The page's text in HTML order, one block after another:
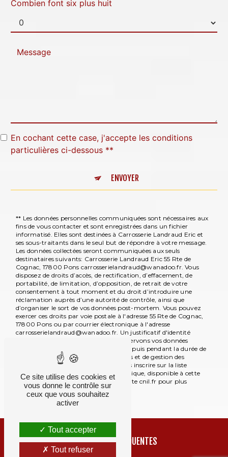
Combien font six plus huit
En cochant cette case, j'accepte les conditions
particulières ci-dessous **
ENVOYER
** Les données personnelles communiquées sont nécessaires aux
fins de vous contacter et sont enregistrées dans un fichier
informatisé. Elles sont destinées à Carrosserie Landraud Eric et
ses sous-traitants dans le seul but de répondre à votre message.
Les données collectées seront communiquées aux seuls
destinataires suivants: Carrosserie Landraud Eric 55 Rte de
Cognac, 17800 Pons carrosserielandraud@wanadoo.fr. Vous
disposez de droits d’accès, de rectification, d’effacement, de
portabilité, de limitation, d’opposition, de retrait de votre
consentement à tout moment et du droit d’introduire une
réclamation auprès d’une autorité de contrôle, ainsi que
d’organiser le sort de vos données post-mortem. Vous pouvez
exercer ces droits par voie postale à l'adresse 55 Rte de Cognac,
17800 Pons ou par courrier électronique à l'adresse
carrosserielandraud@wanadoo.fr. Un justificatif d'identité
pourra vous être demandé. Nous conservons vos données
pendant la période de prise de contact puis pendant la durée de
prescription légale aux fins probatoires et de gestion des
contentieux. Vous avez le droit de vous inscrire sur la liste
d'opposition au démarchage téléphonique, disponible à cette
adresse:Bloctel.gouv.fr. Consultez le site cnil.fr pour plus
d’informations sur vos droits.
RECHERCHES FRÉQUENTES
Ce site utilise des cookies et
vous donne le contrôle sur
ceux que vous souhaitez
activer
Tout accepter
Tout refuser